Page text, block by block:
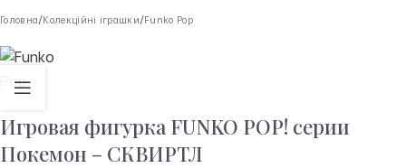
Головна / Колекційні іграшки / Funko Pop
Игровая фигурка FUNKO POP! cерии
Покемон – СКВИРТЛ